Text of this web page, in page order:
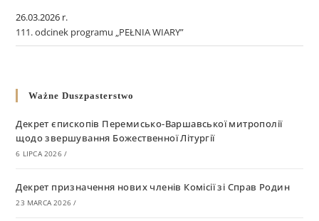
26.03.2026 r.
111. odcinek programu „PEŁNIA WIARY”
Ważne Duszpasterstwo
Декрет єпископів Перемисько-Варшавської митрополії
щодо звершування Божественної Літургії
6 LIPCA 2026 /
Декрет призначення нових членів Комісії зі Справ Родин
23 MARCA 2026 /